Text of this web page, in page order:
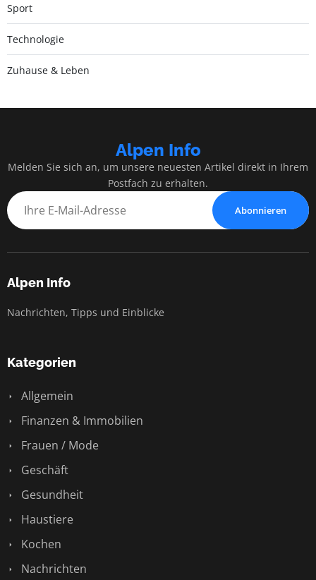
Sport
Technologie
Zuhause & Leben
Alpen Info
Melden Sie sich an, um unsere neuesten Artikel direkt in Ihrem
Postfach zu erhalten.
Abonnieren
Alpen Info
Nachrichten, Tipps und Einblicke
Kategorien
Allgemein
Finanzen & Immobilien
Frauen / Mode
Geschäft
Gesundheit
Haustiere
Kochen
Nachrichten